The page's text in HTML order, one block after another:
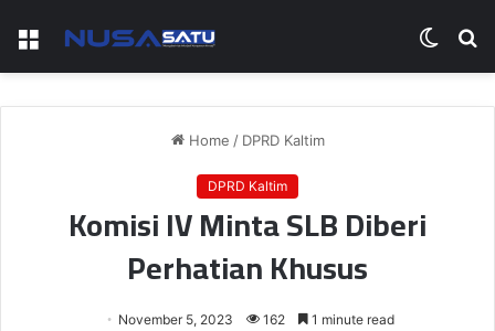
Menu
Switch
skin
Home / DPRD Kaltim
DPRD Kaltim
Komisi IV Minta SLB Diberi
Perhatian Khusus
November 5, 2023 162 1 minute read